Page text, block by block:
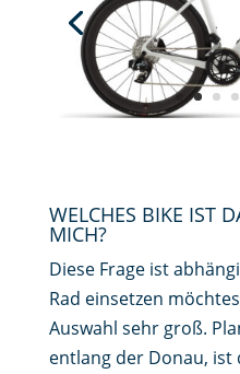
WELCHES BIKE IST
MICH?
Diese Frage ist
Rad einsetzen
Auswahl sehr groß.
entlang der Donau, ist